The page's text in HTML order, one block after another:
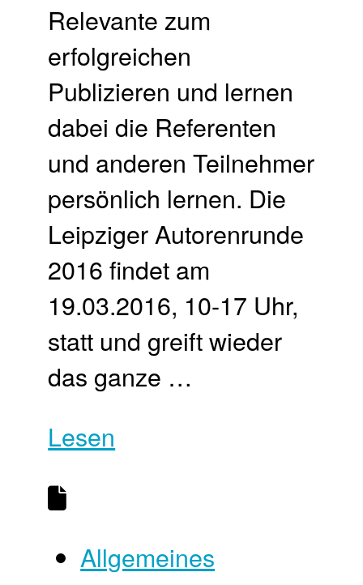
Relevante zum
erfolgreichen
Publizieren und lernen
dabei die Referenten
und anderen Teilnehmer
persönlich lernen. Die
Leipziger Autorenrunde
2016 findet am
19.03.2016, 10-17 Uhr,
statt und greift wieder
das ganze …
Lesen
Allgemeines